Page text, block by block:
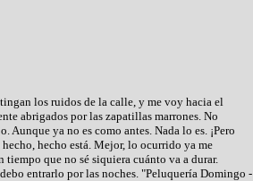
los ruidos de la calle, y me voy hacia el
abrigados por las zapatillas marrones. No
ya no es como antes. Nada lo es. ¡Pero
hecho está. Mejor, lo ocurrido ya me
que no sé siquiera cuánto va a durar.
entrarlo por las noches. "Peluquería Domingo -